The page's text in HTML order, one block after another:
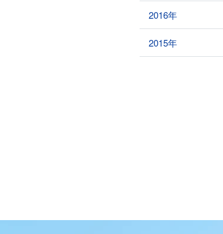
2016年
2015年